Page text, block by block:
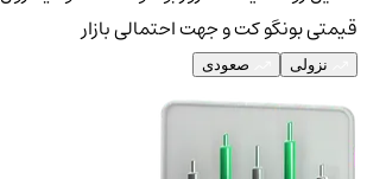
قیمتی بونگو کت و جهت احتمالی بازار
نزولی صعودی